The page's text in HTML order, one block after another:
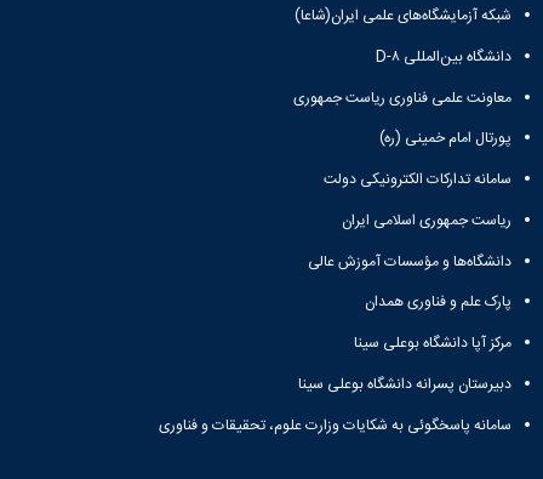
شبکه آزمایشگاه‌های علمی ایران(شاعا)
دانشگاه بین‌المللی D-۸
معاونت علمی فناوری ریاست جمهوری
پورتال امام خمینی (ره)
سامانه تدارکات الکترونیکی دولت
ریاست جمهوری اسلامی ایران
دانشگاه‌ها و مؤسسات آموزش عالی
پارک علم و فناوری همدان
مرکز آپا دانشگاه بوعلی سینا
دبیرستان پسرانه دانشگاه بوعلی سینا
سامانه پاسخگوئی به شکایات وزارت علوم، تحقیقات و فناوری